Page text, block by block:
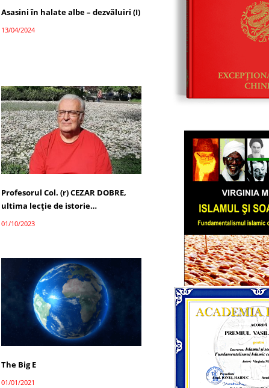
Asasini în halate albe – dezvăluiri (I)
13/04/2024
Profesorul Col. (r) CEZAR DOBRE,
ultima lecţie de istorie…
01/10/2023
The Big E
01/01/2021